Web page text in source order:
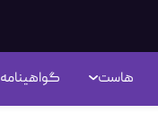
هاست گواهینامه SSL